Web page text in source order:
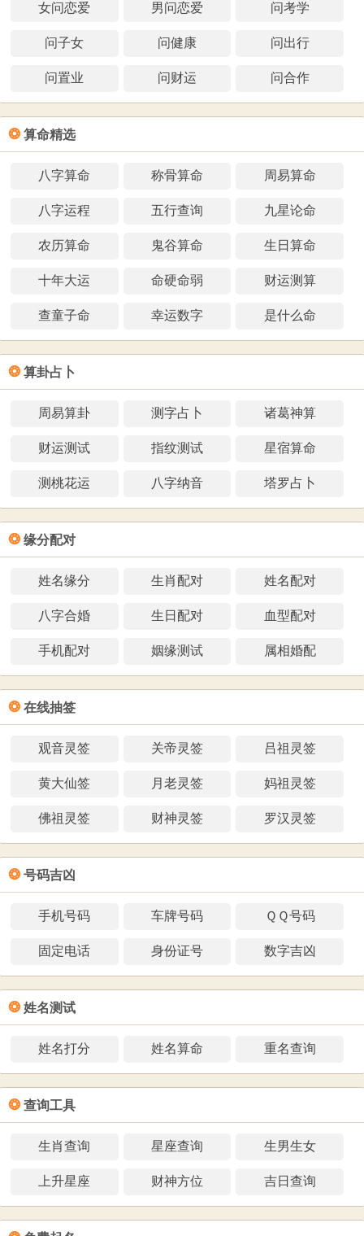
女问恋爱 男问恋爱 问考学
问子女 问健康 问出行
问置业 问财运 问合作
❂ 算命精选
八字算命 称骨算命 周易算命
八字运程 五行查询 九星论命
农历算命 鬼谷算命 生日算命
十年大运 命硬命弱 财运测算
查童子命 幸运数字 是什么命
❂ 算卦占卜
周易算卦 测字占卜 诸葛神算
财运测试 指纹测试 星宿算命
测桃花运 八字纳音 塔罗占卜
❂ 缘分配对
姓名缘分 生肖配对 姓名配对
八字合婚 生日配对 血型配对
手机配对 姻缘测试 属相婚配
❂ 在线抽签
观音灵签 关帝灵签 吕祖灵签
黄大仙签 月老灵签 妈祖灵签
佛祖灵签 财神灵签 罗汉灵签
❂ 号码吉凶
手机号码 车牌号码 ＱＱ号码
固定电话 身份证号 数字吉凶
❂ 姓名测试
姓名打分 姓名算命 重名查询
❂ 查询工具
生肖查询 星座查询 生男生女
上升星座 财神方位 吉日查询